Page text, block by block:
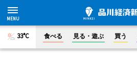
33°C 食べる 見る・遊ぶ 買う